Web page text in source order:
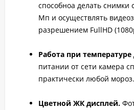
способноа делать
Мп и осуществлять
разрешением FullHD
Работа при температуре
питании от сети камера
практически любой мороз.
Цветной ЖК дисплей.